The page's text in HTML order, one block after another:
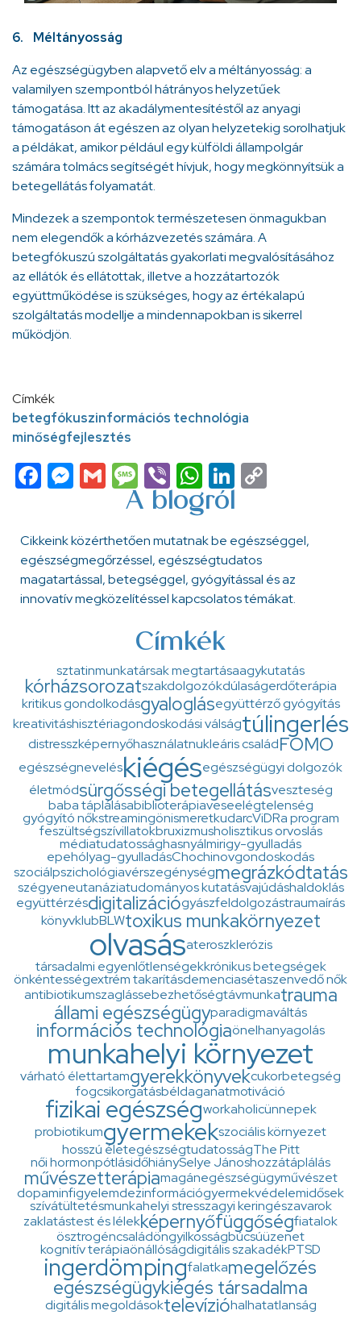
6. Méltányosság
Az egészségügyben alapvető elv a méltányosság: a
valamilyen szempontból hátrányos helyzetűek
támogatása. Itt az akadálymentesítéstől az anyagi
támogatáson át egészen az olyan helyzetekig sorolhatjuk
a példákat, amikor például egy külföldi állampolgár
számára tolmács segítségét hívjuk, hogy megkönnyítsük a
betegellátás folyamatát.
Mindezek a szempontok természetesen önmagukban
nem elegendők a kórházvezetés számára. A
betegfókuszú szolgáltatás gyakorlati megvalósításához
az ellátók és ellátottak, illetve a hozzátartozók
együttműködése is szükséges, hogy az értékalapú
szolgáltatás modellje a mindennapokban is sikerrel
működjön.
Címkék
betegfókuszinformációs technológia
minőségfejlesztés
Facebook
Messenger
GmailMessage
ViberWhatsApp
LinkedIn
A blogról
Cikkeink közérthetően mutatnak be egészséggel,
egészségmegőrzéssel, egészségtudatos
magatartással, betegséggel, gyógyítással és az
innovatív megközelítéssel kapcsolatos témákat.
Címkék
sztatinmunkatársak megtartásaagykutatás
kórházsorozatszakdolgozókdúlaságerdőterápia
kritikus gondolkodásgyaloglásegyüttérző gyógyítás
kreativitáshisztériagondoskodási válságtúlingerlés
distresszképernyőhasználatnukleáris családFOMO
egészségneveléskiégésegészségügyi dolgozók
életmódsürgősségi betegellátásveszteség
baba táplálásabiblioterápiaveseelégtelenség
gyógyító nőkstreamingönismeretkudarcViDRa program
feszültségszívillatokbruxizmusholisztikus orvoslás
médiatudatossághasnyálmirigy-gyulladás
epehólyag-gyulladásChochinovgondoskodás
szociálpszichológiavérszegénységmegrázkódtatás
szégyeneutanáziatudományos kutatásvajúdáshaldoklás
együttérzésdigitalizációgyászfeldolgozástraumaírás
könyvklubBLWtoxikus munkakörnyezet
olvasásateroszklerózis
társadalmi egyenlőtlenségekkrónikus betegségek
önkéntességextrém takarításdemenciasétaszenvedő nők
antibiotikumszaglássebezhetőségtávmunkatrauma
állami egészségügyparadigmaváltás
információs technológiaönelhanyagolás
munkahelyi környezet
várható élettartamgyerekkönyvekcukorbetegség
fogcsikorgatásbéldaganatmotiváció
fizikai egészségworkaholicünnepek
probiotikumgyermekekszociális környezet
hosszú életegészségtudatosságThe Pitt
női hormonpótlásidőhiánySelye Jánoshozzátáplálás
művészetterápiamagánegészségügyművészet
dopaminfigyelemdezinformációgyermekvédelemidősek
szívátültetésmunkahelyi stresszagyi keringészavarok
zaklatástest és lélekképernyőfüggőségfiatalok
ösztrogéncsaládöngyilkosságbúcsúüzenet
kognitív terápiaönállóságdigitális szakadékPTSD
ingerdömpingfalatkamegelőzés
egészségügykiégés társadalma
digitális megoldásoktelevízióhalhatatlanság